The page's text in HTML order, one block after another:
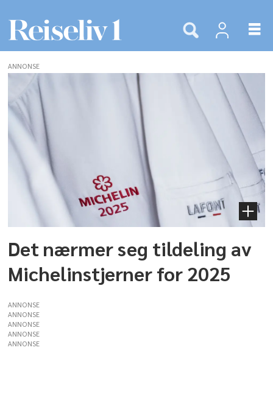
Tags:
joël
robuchon
ANNONSE
Det nærmer seg tildeling av
Michelinstjerner for 2025
ANNONSE
ANNONSE
ANNONSE
ANNONSE
ANNONSE